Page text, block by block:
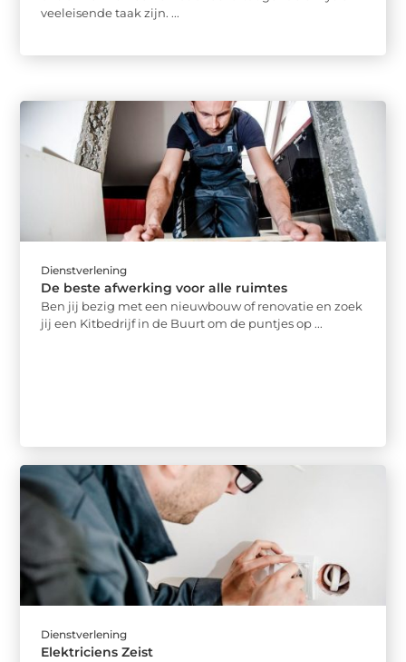
veeleisende taak zijn. ...
Dienstverlening
De beste afwerking voor alle ruimtes
Ben jij bezig met een nieuwbouw of renovatie en zoek
jij een Kitbedrijf in de Buurt om de puntjes op ...
Dienstverlening
Elektriciens Zeist